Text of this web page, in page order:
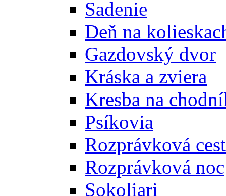
Sadenie
Deň na
Gazdovský dvor
Kráska a zviera
Kresba na
Psíkovia
Rozprávková
Rozprávková noc
Sokoliari